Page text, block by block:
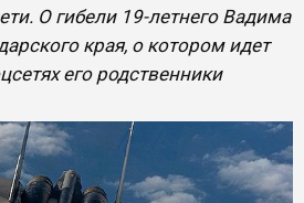
О гибели 19-летнего Вадима
края, о котором идет
его родственники